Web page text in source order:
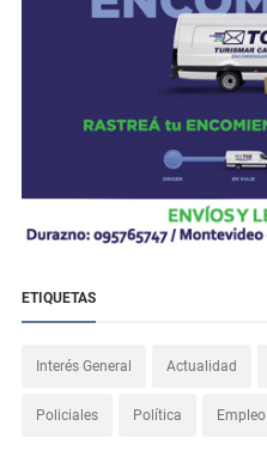
ETIQUETAS
Interés General Actualidad
Policiales Política Empleo